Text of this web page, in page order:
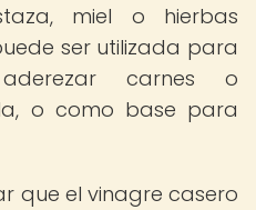
miel o hierbas
ser utilizada para
carnes o
o como base para
que el vinagre casero